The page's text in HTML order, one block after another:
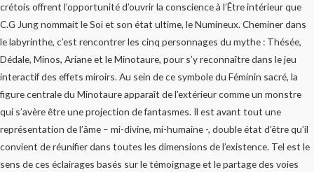
crétois offrent l’opportunité d’ouvrir la conscience à l’Être intérieur que
C.G Jung nommait le Soi et son état ultime, le Numineux. Cheminer dans
le labyrinthe, c’est rencontrer les cinq personnages du mythe : Thésée,
Dédale, Minos, Ariane et le Minotaure, pour s’y reconnaître dans le jeu
interactif des effets miroirs. Au sein de ce symbole du Féminin sacré, la
figure centrale du Minotaure apparaît de l’extérieur comme un monstre
qui s’avère être une projection de fantasmes. Il est avant tout une
représentation de l’âme – mi-divine, mi-humaine -, double état d’être qu’il
convient de réunifier dans toutes les dimensions de l’existence. Tel est le
sens de ces éclairages basés sur le témoignage et le partage des voies